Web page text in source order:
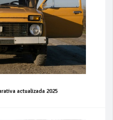
actualizada 2025